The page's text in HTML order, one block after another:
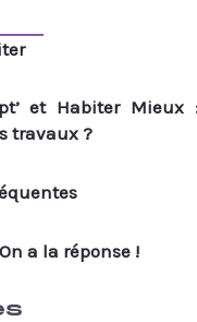
et Habiter Mieux
travaux ?
a la réponse !